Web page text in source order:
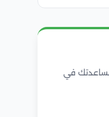
في